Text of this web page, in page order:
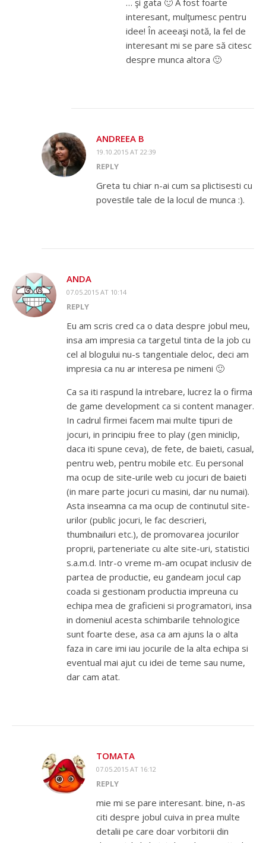
… şi gata 🙂 A fost foarte
interesant, mulţumesc pentru
idee! În aceeaşi notă, la fel de
interesant mi se pare să citesc
despre munca altora 🙂
ANDREEA B
19.10.2015 AT 22:39
REPLY
Greta tu chiar n-ai cum sa plictisesti cu
povestile tale de la locul de munca :).
ANDA
07.05.2015 AT 10:14
REPLY
Eu am scris cred ca o data despre jobul meu,
insa am impresia ca targetul tinta de la job cu
cel al blogului nu-s tangentiale deloc, deci am
impresia ca nu ar interesa pe nimeni 🙂
Ca sa iti raspund la intrebare, lucrez la o firma
de game development ca si content manager.
In cadrul firmei facem mai multe tipuri de
jocuri, in principiu free to play (gen miniclip,
daca iti spune ceva), de fete, de baieti, casual,
pentru web, pentru mobile etc. Eu personal
ma ocup de site-urile web cu jocuri de baieti
(in mare parte jocuri cu masini, dar nu numai).
Asta inseamna ca ma ocup de continutul site-
urilor (public jocuri, le fac descrieri,
thumbnailuri etc.), de promovarea jocurilor
proprii, parteneriate cu alte site-uri, statistici
s.a.m.d. Intr-o vreme m-am ocupat inclusiv de
partea de productie, eu gandeam jocul cap
coada si gestionam productia impreuna cu
echipa mea de graficieni si programatori, insa
in domeniul acesta schimbarile tehnologice
sunt foarte dese, asa ca am ajuns la o alta
faza in care imi iau jocurile de la alta echipa si
eventual mai ajut cu idei de teme sau nume,
dar cam atat.
TOMATA
07.05.2015 AT 16:12
REPLY
mie mi se pare interesant. bine, n-as
citi despre jobul cuiva in prea multe
detalii pe care doar vorbitorii din